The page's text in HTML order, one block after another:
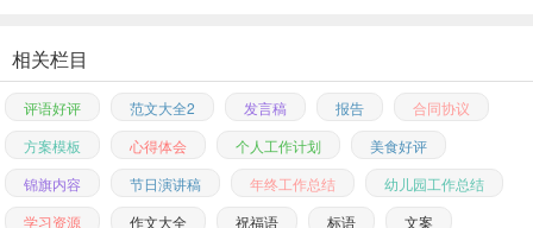
相关栏目
评语好评 范文大全2 发言稿 报告
合同协议
方案模板
心得体会 个人工作计划
美食好评
锦旗内容
节日演讲稿 年终工作总结
幼儿园工作总结
学习资源
作文大全 祝福语 标语 文案